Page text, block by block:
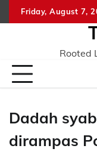
to
Friday, August 7,
Rooted
Dadah
dirampas